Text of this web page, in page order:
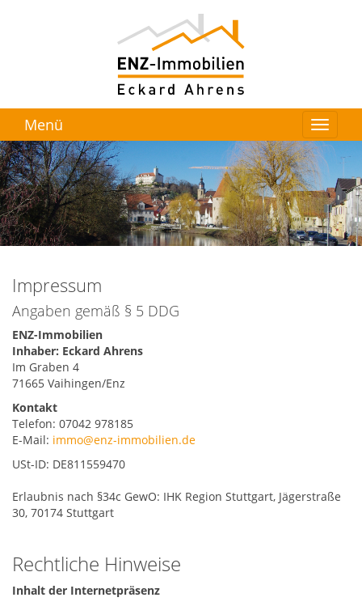
Menü
Impressum
Angaben gemäß § 5 DDG
ENZ-Immobilien
Inhaber: Eckard Ahrens
Im Graben 4
71665 Vaihingen/Enz
Kontakt
Telefon: 07042 978185
E-Mail: immo@enz-immobilien.de
USt-ID: DE811559470
Erlaubnis nach §34c GewO: IHK Region Stuttgart, Jägerstraße
30, 70174 Stuttgart
Rechtliche Hinweise
Inhalt der Internetpräsenz